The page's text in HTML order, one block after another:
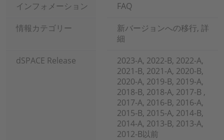
インフォメーション
FAQ
情報カテゴリー
新バージョンへの移行, 詳
細
dSPACE Release
2023-A, 2022-B, 2022-A,
2021-B, 2021-A, 2020-B,
2020-A, 2019-B, 2019-A,
2018-B, 2018-A, 2017-B ,
2017-A, 2016-B, 2016-A,
2015-B, 2015-A, 2014-B,
2014-A, 2013-B, 2013-A,
2012-B以前